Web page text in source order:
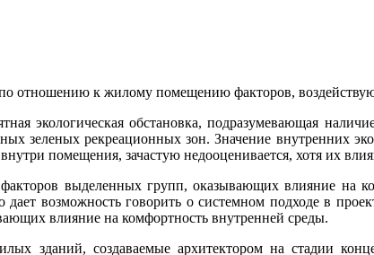
отношению к жилому помещению факторов,
экологическая обстановка, подразумевающая
зеленых рекреационных зон. Значение внутренних
помещения, зачастую недооценивается, хотя их
выделенных групп, оказывающих влияние на
возможность говорить о системном подходе в
влияние на комфортность внутренней среды.
зданий, создаваемые архитектором на стадии